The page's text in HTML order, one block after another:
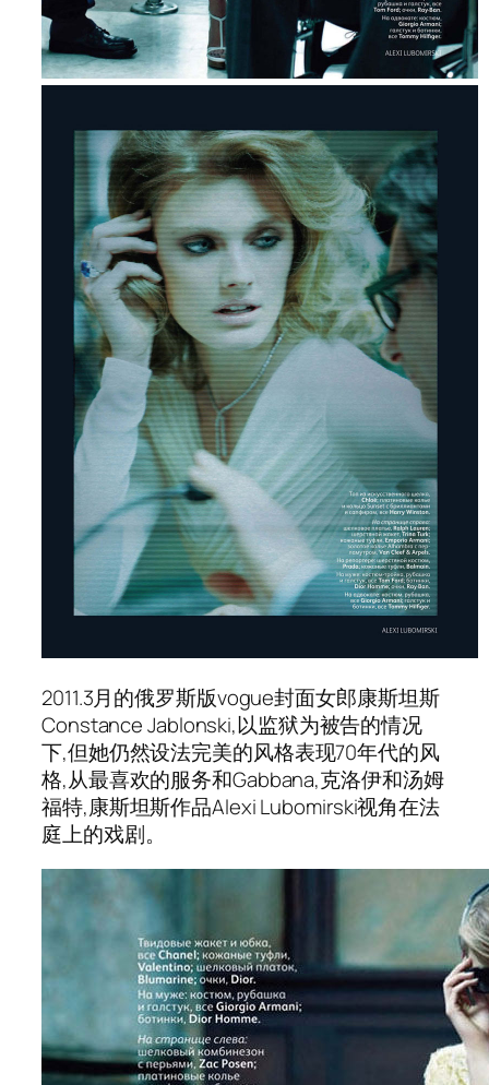
2011.3月的俄罗斯版vogue封面女郎康斯坦斯
Constance Jablonski,以监狱为被告的情况
下,但她仍然设法完美的风格表现70年代的风
格,从最喜欢的服务和Gabbana,克洛伊和汤姆
福特,康斯坦斯作品Alexi Lubomirski视角在法
庭上的戏剧。